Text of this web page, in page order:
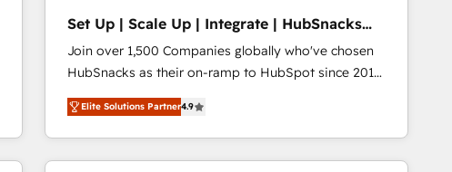
Set Up | Scale Up | Integrate | HubSnacks
FlexPlan
Join over 1,500 Companies globally who've chosen
HubSnacks as their on-ramp to HubSpot since 2014
Simple pay-as-you-go plans that accelerate value...
1️⃣ Set Up | Onboarding New or Check-fixing existing
HubSpot portals 2️⃣ Scale Up | 100% HubSpot Task
Execution... Global 24/7 ... All Experts 3️⃣ Integrate |
Elite Solutions Partner4.9